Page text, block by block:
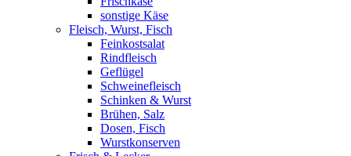
sonstige Käse
Fleisch, Wurst, Fisch
Feinkostsalat
Rindfleisch
Geflügel
Schweinefleisch
Schinken & Wurst
Brühen, Salz
Dosen, Fisch
Wurstkonserven